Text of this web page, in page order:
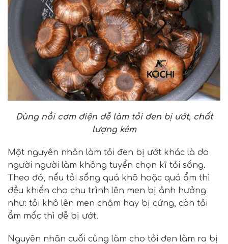
Dùng nồi cơm điện dễ làm tỏi đen bị ướt, chất
lượng kém
Một nguyên nhân làm tỏi đen bị ướt khác là do
người người làm không tuyển chọn kĩ tỏi sống.
Theo đó, nếu tỏi sống quá khô hoặc quá ẩm thì
đều khiến cho chu trình lên men bị ảnh hưởng
như: tỏi khô lên men chậm hay bị cứng, còn tỏi
ẩm mốc thì dễ bị ướt.
Nguyên nhân cuối cùng làm cho tỏi đen làm ra bị